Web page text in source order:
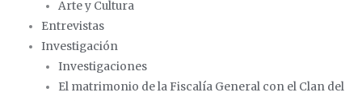
k e
r
a
m
Arte y Cultura
Entrevistas
Investigación
Investigaciones
El matrimonio de la Fiscalía General con el Clan del